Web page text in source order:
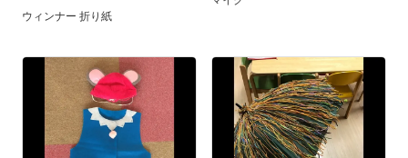
ウィンナー 折り紙